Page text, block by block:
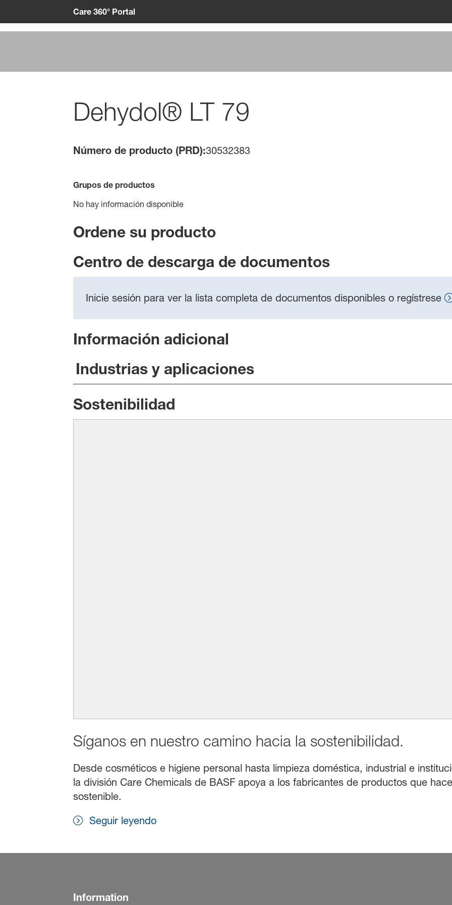
Care 360° Portal
Dehydol® LT 79
Número de producto (PRD):30532383
Grupos de productos
No hay información disponible
Ordene su producto
Centro de descarga de documentos
Inicie sesión para ver la lista completa de documentos disponibles o regístrese
Información adicional
Industrias y aplicaciones
Sostenibilidad
Síganos en nuestro camino hacia la sostenibilidad.
Desde cosméticos e higiene personal hasta limpieza doméstica, industrial e
la división Care Chemicals de BASF apoya a los fabricantes de productos que
sostenible.
Seguir leyendo
Information